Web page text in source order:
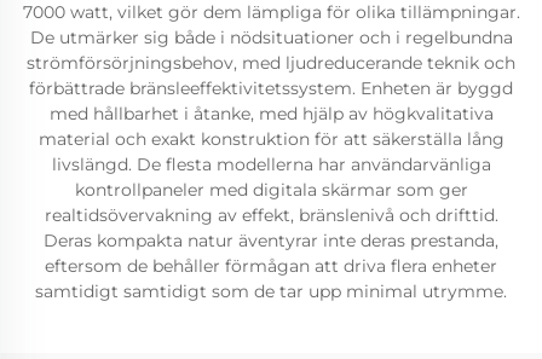
7000 watt, vilket gör dem lämpliga för olika tillämpningar.
De utmärker sig både i nödsituationer och i regelbundna
strömförsörjningsbehov, med ljudreducerande teknik och
förbättrade bränsleeffektivitetssystem. Enheten är byggd
med hållbarhet i åtanke, med hjälp av högkvalitativa
material och exakt konstruktion för att säkerställa lång
livslängd. De flesta modellerna har användarvänliga
kontrollpaneler med digitala skärmar som ger
realtidsövervakning av effekt, bränslenivå och drifttid.
Deras kompakta natur äventyrar inte deras prestanda,
eftersom de behåller förmågan att driva flera enheter
samtidigt samtidigt som de tar upp minimal utrymme.